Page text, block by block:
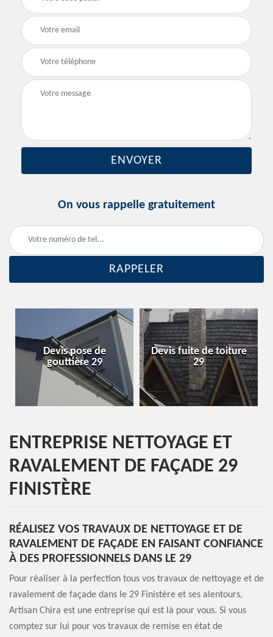
On vous rappelle gratuitement
Devis fuite de toiture
29
Entreprise de toiture
29
ENTREPRISE NETTOYAGE ET
RAVALEMENT DE FAÇADE 29
FINISTÈRE
RÉALISEZ VOS TRAVAUX DE NETTOYAGE ET DE
RAVALEMENT DE FAÇADE EN FAISANT CONFIANCE
À DES PROFESSIONNELS DANS LE 29
Pour réaliser à la perfection tous vos travaux de nettoyage et de
ravalement de façade dans le 29 Finistère et ses alentours,
Artisan Chira est une entreprise qui est là pour vous. Si vous
comptez sur lui pour vos travaux de remise en état de